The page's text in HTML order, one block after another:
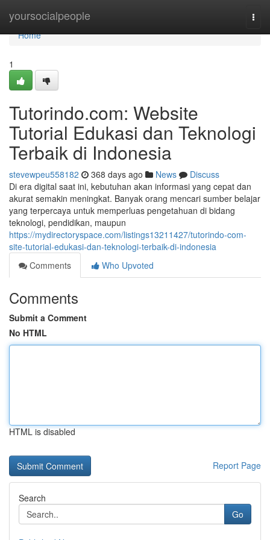
yoursocialpeople
Home
Home
1
Tutorindo.com: Website
Tutorial Edukasi dan Teknologi
Terbaik di Indonesia
stevewpeu558182 368 days ago News
Discuss
Di era digital saat ini, kebutuhan akan informasi yang cepat dan
akurat semakin meningkat. Banyak orang mencari sumber belajar
yang terpercaya untuk memperluas pengetahuan di bidang
teknologi, pendidikan, maupun
https://mydirectoryspace.com/listings13211427/tutorindo-com-
site-tutorial-edukasi-dan-teknologi-terbaik-di-indonesia
Comments
Who Upvoted
Comments
Submit a Comment
No HTML
HTML is disabled
Report Page
Search
Go